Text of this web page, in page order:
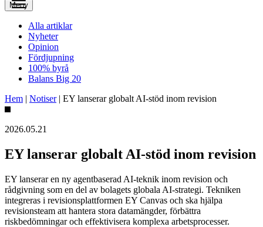
Meny
Alla artiklar
Nyheter
Opinion
Fördjupning
100% byrå
Balans Big 20
Hem | Notiser| EY lanserar globalt AI-stöd inom revision
2026.05.21
EY lanserar globalt AI-stöd inom revision
EY lanserar en ny agentbaserad AI-teknik inom revision och
rådgivning som en del av bolagets globala AI-strategi. Tekniken
integreras i revisionsplattformen EY Canvas och ska hjälpa
revisionsteam att hantera stora datamängder, förbättra
riskbedömningar och effektivisera komplexa arbetsprocesser.